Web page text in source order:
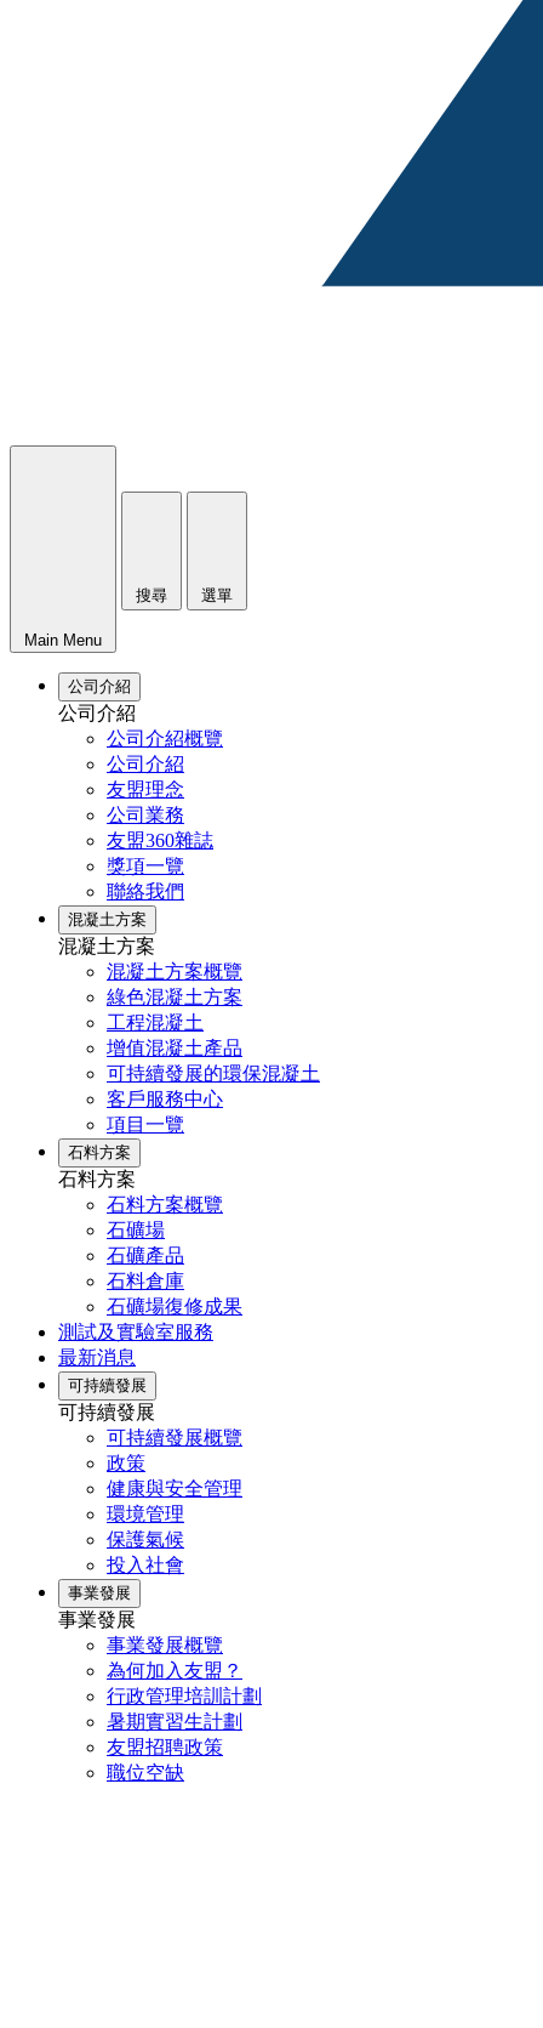
Main Menu
搜尋 選單
公司介紹
公司介紹
公司介紹概覽
公司介紹
友盟理念
公司業務
友盟360雜誌
獎項一覽
聯絡我們
混凝土方案
混凝土方案
混凝土方案概覽
綠色混凝土方案
工程混凝土
增值混凝土產品
可持續發展的環保混凝土
客戶服務中心
項目一覽
石料方案
石料方案
石料方案概覽
石礦場
石礦產品
石料倉庫
石礦場復修成果
測試及實驗室服務
最新消息
可持續發展
可持續發展
可持續發展概覽
政策
健康與安全管理
環境管理
保護氣候
投入社會
事業發展
事業發展
事業發展概覽
為何加入友盟？
行政管理培訓計劃
暑期實習生計劃
友盟招聘政策
職位空缺